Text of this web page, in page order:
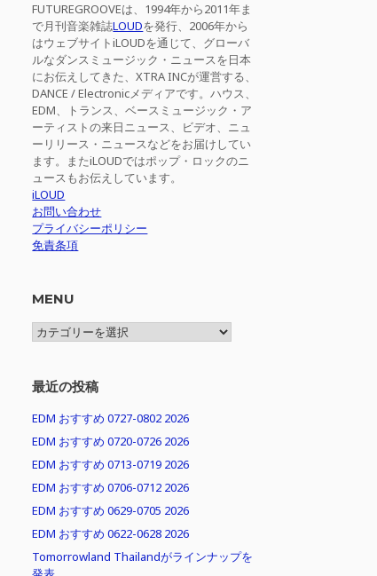
FUTUREGROOVEは、1994年から2011年ま
で月刊音楽雑誌LOUDを発行、2006年から
はウェブサイトiLOUDを通じて、グローバ
ルなダンスミュージック・ニュースを日本
にお伝えしてきた、XTRA INCが運営する、
DANCE / Electronicメディアです。ハウス、
EDM、トランス、ベースミュージック・ア
ーティストの来日ニュース、ビデオ、ニュ
ーリリース・ニュースなどをお届けしてい
ます。またiLOUDではポップ・ロックのニ
ュースもお伝えしています。
iLOUD
お問い合わせ
プライバシーポリシー
免責条項
MENU
MENU
最近の投稿
EDM おすすめ 0727-0802 2026
EDM おすすめ 0720-0726 2026
EDM おすすめ 0713-0719 2026
EDM おすすめ 0706-0712 2026
EDM おすすめ 0629-0705 2026
EDM おすすめ 0622-0628 2026
Tomorrowland Thailandがラインナップを